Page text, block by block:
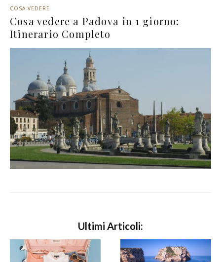
COSA VEDERE
Cosa vedere a Padova in 1 giorno:
Itinerario Completo
Ultimi Articoli: